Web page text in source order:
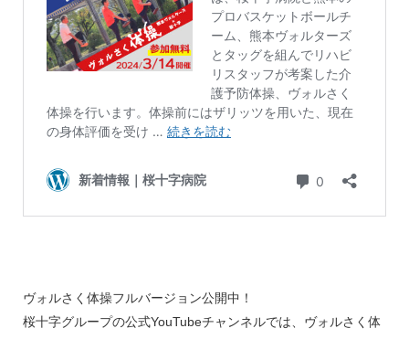
ヴォルさく体操フルバージョン公開中！
桜十字グループの公式YouTubeチャンネルでは、ヴォルさく体